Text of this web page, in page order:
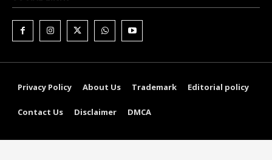
Privacy Policy About Us Trademark Editorial policy
Contact Us Disclaimer DMCA